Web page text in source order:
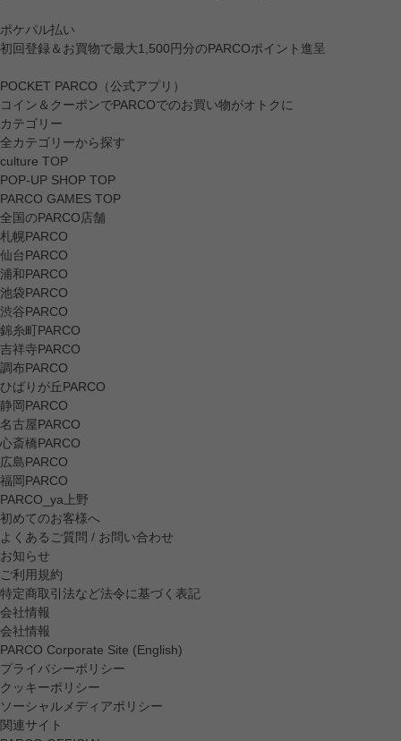
ポケパル払い
初回登録＆お買物で最大1,500円分のPARCOポイント進呈
POCKET PARCO（公式アプリ）
コイン＆クーポンでPARCOでのお買い物がオトクに
カテゴリー
全カテゴリーから探す
culture TOP
POP-UP SHOP TOP
PARCO GAMES TOP
全国のPARCO店舗
札幌PARCO
仙台PARCO
浦和PARCO
池袋PARCO
渋谷PARCO
錦糸町PARCO
吉祥寺PARCO
調布PARCO
ひばりが丘PARCO
静岡PARCO
名古屋PARCO
心斎橋PARCO
広島PARCO
福岡PARCO
PARCO_ya上野
初めてのお客様へ
よくあるご質問 / お問い合わせ
お知らせ
ご利用規約
特定商取引法など法令に基づく表記
会社情報
会社情報
PARCO Corporate Site (English)
プライバシーポリシー
クッキーポリシー
ソーシャルメディアポリシー
関連サイト